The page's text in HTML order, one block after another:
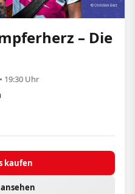
– Die
19:30 Uhr
kaufen